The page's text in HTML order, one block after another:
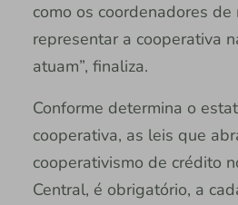
como os coordenadores de
representar a cooperativa
atuam”, finaliza.
Conforme determina o
cooperativa, as leis que
cooperativismo de crédito
Central, é obrigatório, a